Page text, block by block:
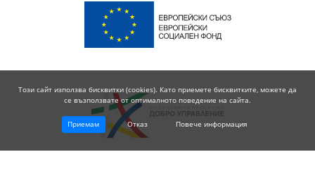
Този сайт използва бисквитки (cookies). Като приемете бисквитките, можете да
се възползвате от оптималното поведение на сайта.
Приемам Отказ Повече информация